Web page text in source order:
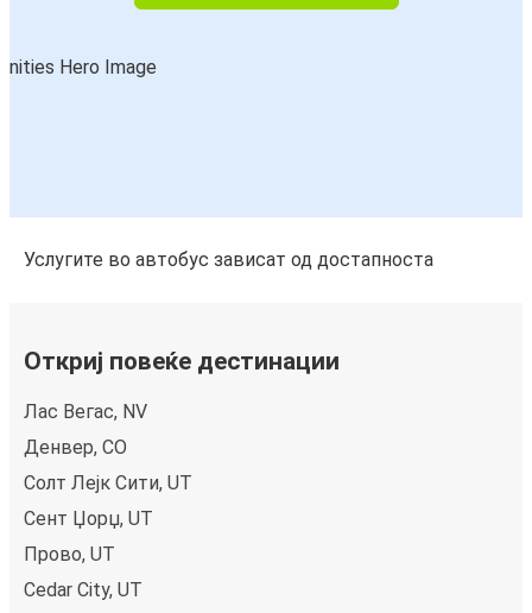
Услугите во автобус зависат од достапноста
Откриј повеќе дестинации
Лас Вегас, NV
Денвер, CO
Солт Лејк Сити, UT
Сент Џорџ, UT
Прово, UT
Cedar City, UT